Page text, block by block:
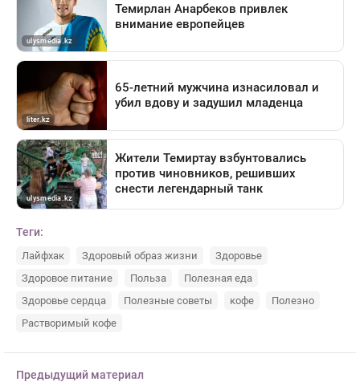
Теги:
Лайфхак Здоровый образ жизни
Здоровье
Здоровое питание
Польза
Полезная еда
Здоровье сердца
Полезные советы кофе
Полезно
Растворимый кофе
Предыдущий материал